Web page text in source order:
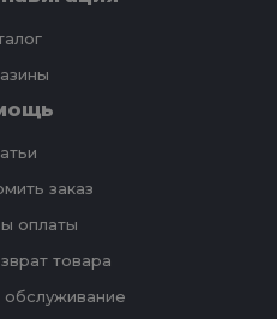
заказ
оплаты
товара
обслуживание